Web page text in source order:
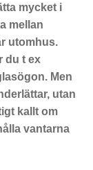
mycket i
mellan
utomhus.
du t ex
Men
utan
kallt om
vantarna